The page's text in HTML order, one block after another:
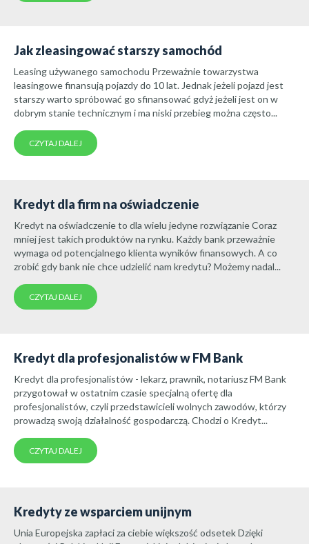
Jak zleasingować starszy samochód
Leasing używanego samochodu Przeważnie towarzystwa
leasingowe finansują pojazdy do 10 lat. Jednak jeżeli pojazd jest
starszy warto spróbować go sfinansować gdyż jeżeli jest on w
dobrym stanie technicznym i ma niski przebieg można często...
CZYTAJ DALEJ
Kredyt dla firm na oświadczenie
Kredyt na oświadczenie to dla wielu jedyne rozwiązanie Coraz
mniej jest takich produktów na rynku. Każdy bank przeważnie
wymaga od potencjalnego klienta wyników finansowych. A co
zrobić gdy bank nie chce udzielić nam kredytu? Możemy nadal...
CZYTAJ DALEJ
Kredyt dla profesjonalistów w FM Bank
Kredyt dla profesjonalistów - lekarz, prawnik, notariusz FM Bank
przygotował w ostatnim czasie specjalną ofertę dla
profesjonalistów, czyli przedstawicieli wolnych zawodów, którzy
prowadzą swoją działalność gospodarczą. Chodzi o Kredyt...
CZYTAJ DALEJ
Kredyty ze wsparciem unijnym
Unia Europejska zapłaci za ciebie większość odsetek Dzięki